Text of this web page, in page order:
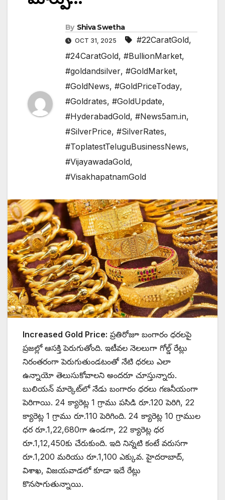
By Shiva Swetha
OCT 31, 2025 #22CaratGold,
#24CaratGold, #BullionMarket,
#goldandsilver, #GoldMarket,
#GoldNews, #GoldPriceToday,
#Goldrates, #GoldUpdate,
#HyderabadGold, #News5am.in,
#SilverPrice, #SilverRates,
#ToplatestTeluguBusinessNews,
#VijayawadaGold,
#VisakhapatnamGold
Increased Gold Price: ప్రతిరోజూ బంగారం ధరలపై
ప్రజల్లో ఆసక్తి పెరుగుతోంది. ఇటీవల నెలలుగా గోల్డ్ రేట్లు
నిరంతరంగా పెరుగుతుండటంతో నేటి ధరలు ఎలా
ఉన్నాయో తెలుసుకోవాలని అందరూ చూస్తున్నారు.
బులియన్ మార్కెట్‌లో నేడు బంగారం ధరలు గణనీయంగా
పెరిగాయి. 24 క్యారెట్ల 1 గ్రాము పసిడి రూ.120 పెరిగి, 22
క్యారెట్ల 1 గ్రాము రూ.110 పెరిగింది. 24 క్యారెట్ల 10 గ్రాముల
ధర రూ.1,22,680గా ఉండగా, 22 క్యారెట్ల ధర
రూ.1,12,450కు చేరుకుంది. ఇది నిన్నటి కంటే వరుసగా
రూ.1,200 మరియు రూ.1,100 ఎక్కువ. హైదరాబాద్‌,
విశాఖ, విజయవాడలో కూడా ఇదే రేట్లు
కొనసాగుతున్నాయి.